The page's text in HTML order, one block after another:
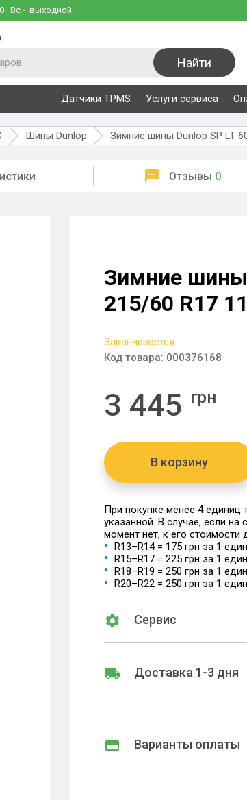
Вс - выходной
Найти
Датчики TPMS Услуги сервиса
Шины Dunlop Зимние шины Dunlop SP LT
Отзывы 0
Зимние шины
215/60 R17
Заканчивается
Код товара: 000376168
3 445 грн
В корзину
При покупке менее 4
указанной. В случае, если
момент нет, к его стоимости
R13–R14 = 175 грн за 1
R15–R17 = 225 грн за 1
R18–R19 = 250 грн за 1
R20–R22 = 250 грн за 1
Сервис
Доставка 1-3 дня
Варианты оплаты